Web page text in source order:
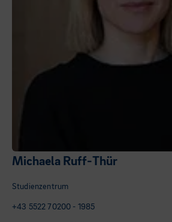
Michaela Ruff-Thür
Studienzentrum
+43 5522 70200 - 1985